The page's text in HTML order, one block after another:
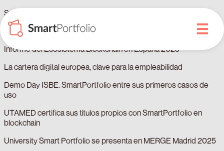
SmartPortfolio amplía a ISBE el registro de documentos
DOME Marketplace oferta los servicios de SmartPortfolio
Informe del Ecosistema Blockchain en España 2025
La cartera digital europea, clave para la empleabilidad
Demo Day ISBE. SmartPortfolio entre sus primeros casos de
uso
UTAMED certifica sus títulos propios con SmartPortfolio en
blockchain
University Smart Portfolio se presenta en MERGE Madrid 2025